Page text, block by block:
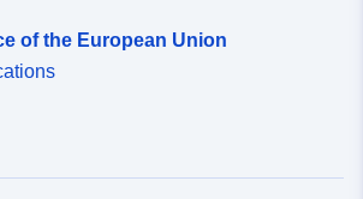
of the European Union